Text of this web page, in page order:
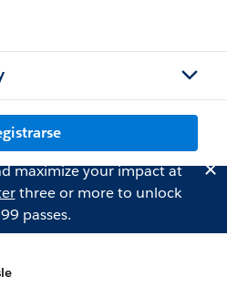
maximize your impact at
three or more to unlock
passes.